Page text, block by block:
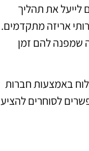
לייעל את תהליך
אריזה מתקדמים.
שמפנה להם זמן
באמצעות חברות
לסוחרים להציע